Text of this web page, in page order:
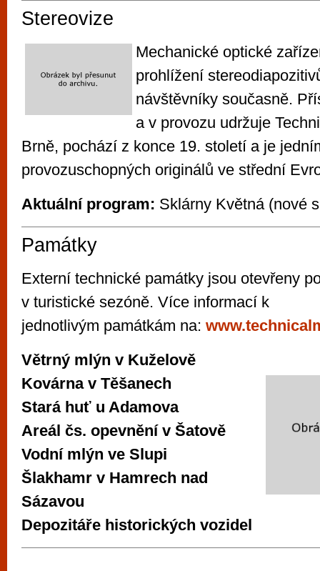
Stereovize
Mechanické optické
prohlížení
návštěvníky současně.
a v provozu udržuje
Brně, pochází z konce 19. století a je
provozuschopných originálů ve střední
Aktuální program: Sklárny Květná (nové
Památky
Externí technické památky jsou otevřeny
v turistické sezóně. Více informací k
jednotlivým památkám na:
Větrný mlýn v Kuželově
Kovárna v Těšanech
Stará huť u Adamova
Areál čs. opevnění v Šatově
Vodní mlýn ve Slupi
Šlakhamr v Hamrech nad
Sázavou
Depozitáře historických vozidel